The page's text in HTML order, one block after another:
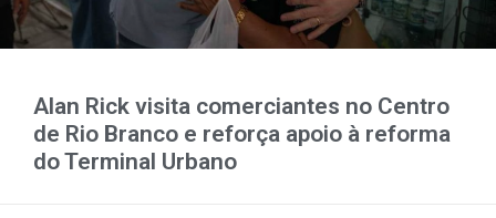
Alan Rick visita comerciantes no Centro
de Rio Branco e reforça apoio à reforma
do Terminal Urbano